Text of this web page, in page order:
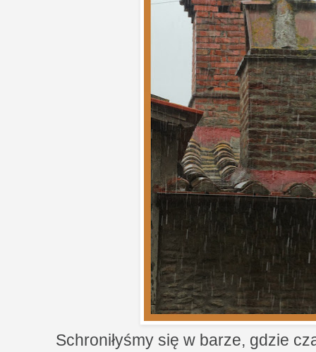
Schroniłyśmy się w barze, gdzie